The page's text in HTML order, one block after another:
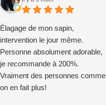
Élagage de mon sapin,
intervention le jour même.
Personne absolument adorable,
je recommande à 200%.
Vraiment des personnes comme
on en fait plus!